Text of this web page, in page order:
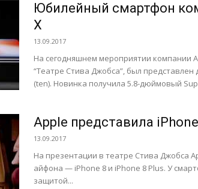
Юбилейный смартфон
X
13.09.2017
На сегодняшнем мероприятии компании
“Театре Стива Джобса”, был
(ten). Новинка получила 5.8-дюймовый
Apple представила
13.09.2017
На презентации в театре Стива Джобса
айфона — iPhone 8 и iPhone 8 Plus. У
защитой...